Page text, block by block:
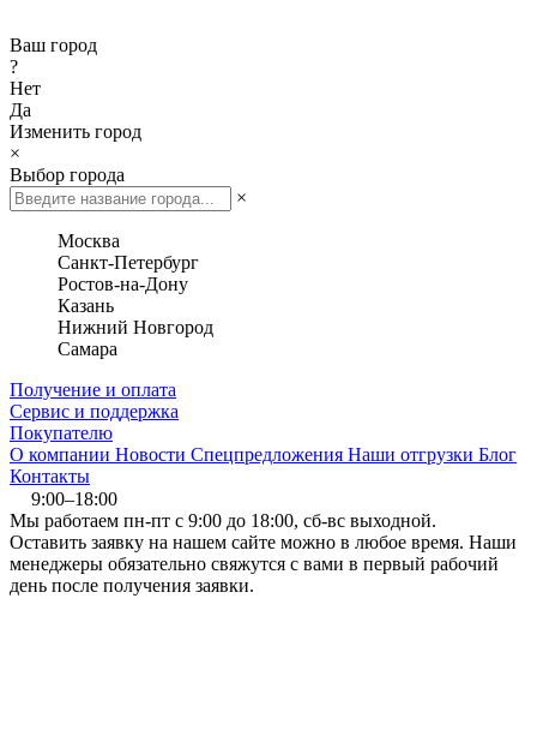
Ваш город
?
Нет
Да
Изменить город
×
Выбор города
×
Москва
Санкт-Петербург
Ростов-на-Дону
Казань
Нижний Новгород
Самара
Получение и оплата
Сервис и поддержка
Покупателю
О компании Новости Спецпредложения Наши отгрузки Блог
Контакты
9:00–18:00
Мы работаем пн-пт с 9:00 до 18:00, сб-вс выходной.
Оставить заявку на нашем сайте можно в любое время. Наши
менеджеры обязательно свяжутся с вами в первый рабочий
день после получения заявки.